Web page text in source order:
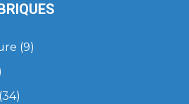
(9)
(34)